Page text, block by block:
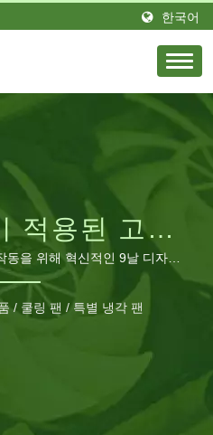
한국어
적용된 고급
리 조용한 냉
팬
을 위해 혁신적인 9날 디자인
었습니다.
/ 쿨링 팬 / 특별 냉각 팬